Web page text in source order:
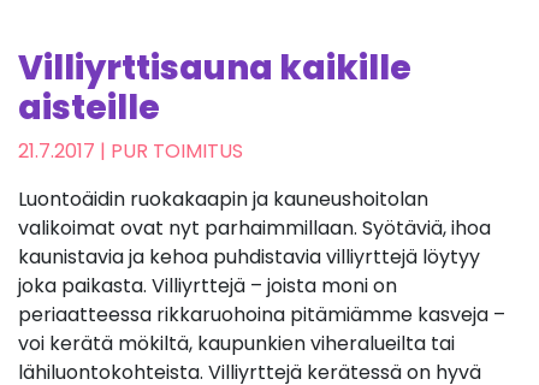
Villiyrttisauna kaikille
aisteille
21.7.2017 | PUR TOIMITUS
Luontoäidin ruokakaapin ja kauneushoitolan
valikoimat ovat nyt parhaimmillaan. Syötäviä, ihoa
kaunistavia ja kehoa puhdistavia villiyrttejä löytyy
joka paikasta. Villiyrttejä – joista moni on
periaatteessa rikkaruohoina pitämiämme kasveja –
voi kerätä mökiltä, kaupunkien viheralueilta tai
lähiluontokohteista. Villiyrttejä kerätessä on hyvä